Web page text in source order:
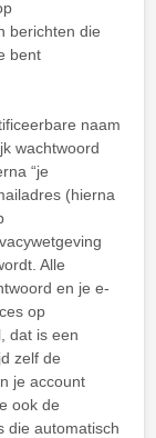
berichten die
bent
naam
wachtwoord
“je
(hierna
Alle
en je e-
op
dat is een
zelf de
je account
ook de
die automatisch